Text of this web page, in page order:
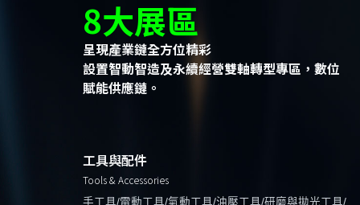
8大展區
呈現產業鏈全方位精彩
設置智動智造及永續經營雙軸轉型專區，數位
賦能供應鏈。
工具與配件
Tools & Accessories
手工具/電動工具/氣動工具/油壓工具/研磨與拋光工具/